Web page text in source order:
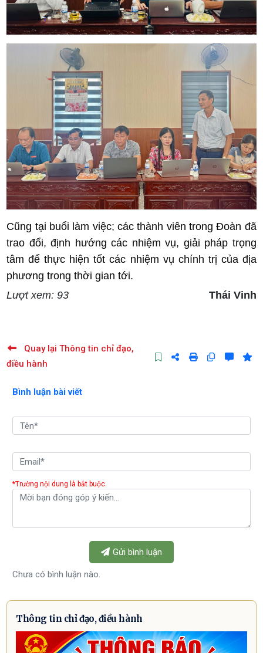
Cũng tại buổi làm việc; các thành viên trong Đoàn đã
trao đổi, định hướng các nhiệm vụ, giải pháp trọng
tâm để thực hiện tốt các nhiệm vụ chính trị của địa
phương trong thời gian tới.
Lượt xem: 93
Thái Vinh
Quay lại Thông tin chỉ đạo,
điều hành
Bình luận bài viết
*Trường nội dung là bắt buộc.
Gửi bình luận
Chưa có bình luận nào.
Thông tin chỉ đạo, điều hành